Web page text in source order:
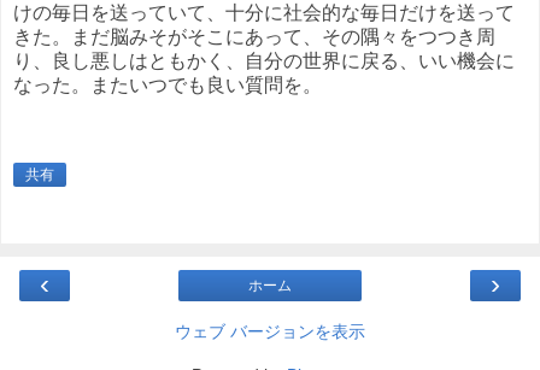
けの毎日を送っていて、十分に社会的な毎日だけを送って
きた。まだ脳みそがそこにあって、その隅々をつつき周
り、良し悪しはともかく、自分の世界に戻る、いい機会に
なった。またいつでも良い質問を。
共有
‹ ›
ホーム
ウェブ バージョンを表示